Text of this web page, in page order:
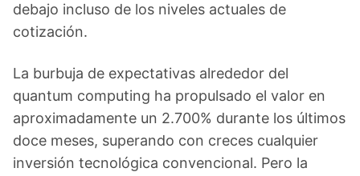
debajo incluso de los niveles actuales de
cotización.
La burbuja de expectativas alrededor del
quantum computing ha propulsado el valor en
aproximadamente un 2.700% durante los últimos
doce meses, superando con creces cualquier
inversión tecnológica convencional. Pero la